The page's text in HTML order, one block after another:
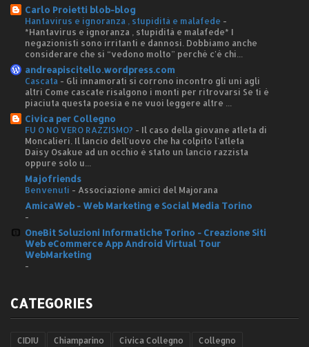
Carlo Proietti blob-blog
Hantavirus e ignoranza , stupidità e malafede -
*Hantavirus e ignoranza , stupidità e malafede* I
negazionisti sono irritanti e dannosi. Dobbiamo anche
considerare che si “vedono molto” perché c'è chi...
andreapiscitello.wordpress.com
Cascata - Gli innamorati si corrono incontro gli uni agli
altri Come cascate risalgono i monti per ritrovarsi Se ti è
piaciuta questa poesia e ne vuoi leggere altre ...
Civica per Collegno
FU O NO VERO RAZZISMO? - Il caso della giovane atleta di
Moncalieri. Il lancio dell'uovo che ha colpito l'atleta
Daisy Osakue ad un occhio è stato un lancio razzista
oppure solo u...
Majofriends
Benvenuti - Associazione amici del Majorana
AmicaWeb - Web Marketing e Social Media Torino
-
OneBit Soluzioni Informatiche Torino - Creazione Siti
Web eCommerce App Android Virtual Tour
WebMarketing
-
CATEGORIES
CIDIU Chiamparino Civica Collegno Collegno